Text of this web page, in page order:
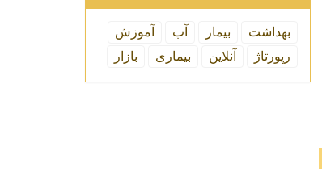
بهداشت بیمار آب
آموزش
رپورتاژ
آنلاین بیماری بازار